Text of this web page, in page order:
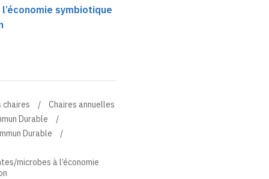
symbiotique
chaires
Chaires annuelles
Durable
Durable
microbes à l’économie